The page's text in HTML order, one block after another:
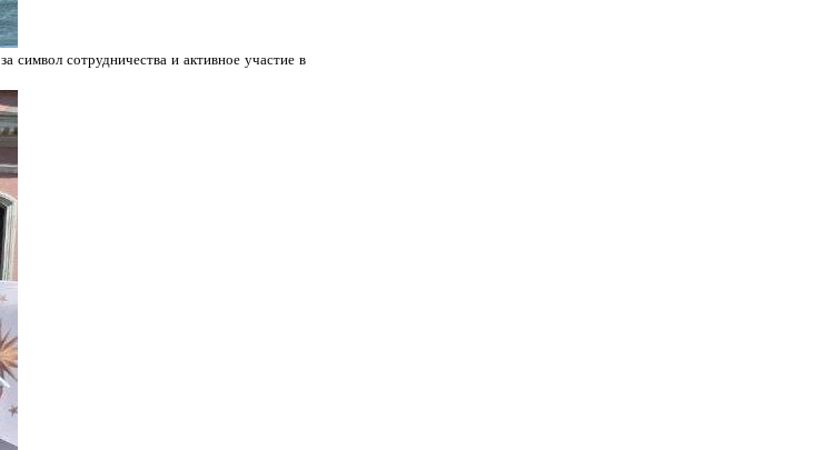
за символ сотрудничества и активное участие в